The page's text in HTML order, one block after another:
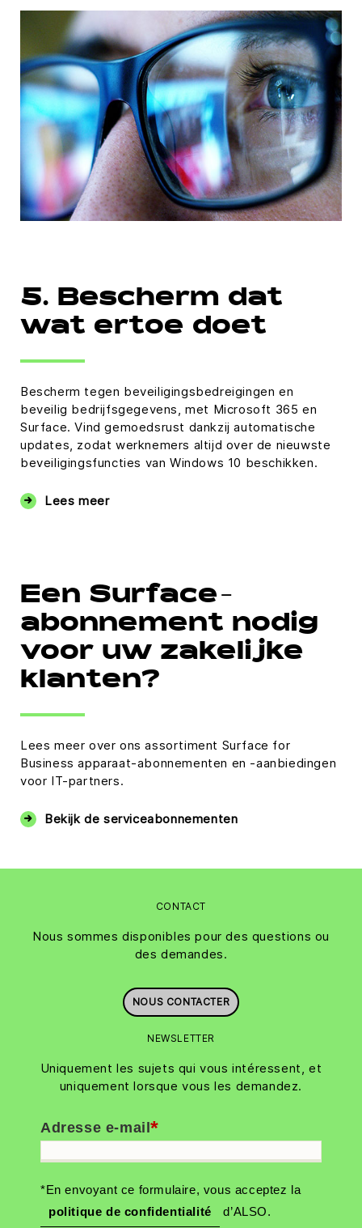
5. Bescherm dat
wat ertoe doet
Bescherm tegen beveiligingsbedreigingen en
beveilig bedrijfsgegevens, met Microsoft 365 en
Surface. Vind gemoedsrust dankzij automatische
updates, zodat werknemers altijd over de nieuwste
beveiligingsfuncties van Windows 10 beschikken.
Lees meer
Een Surface-
abonnement nodig
voor uw zakelijke
klanten?
Lees meer over ons assortiment Surface for
Business apparaat-abonnementen en -aanbiedingen
voor IT-partners.
Bekijk de serviceabonnementen
CONTACT
Nous sommes disponibles pour des questions ou
des demandes.
NOUS CONTACTER
NEWSLETTER
Uniquement les sujets qui vous intéressent, et
uniquement lorsque vous les demandez.
*
Adresse e-mail
*En envoyant ce formulaire, vous acceptez la
politique de confidentialité
d’ALSO.